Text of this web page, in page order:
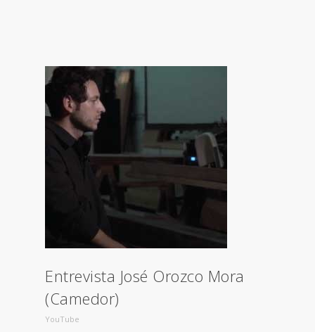
Entrevista José Orozco Mora
(Camedor)
YouTube